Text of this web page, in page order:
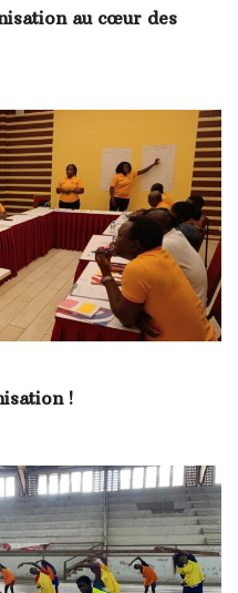
au cœur des
!